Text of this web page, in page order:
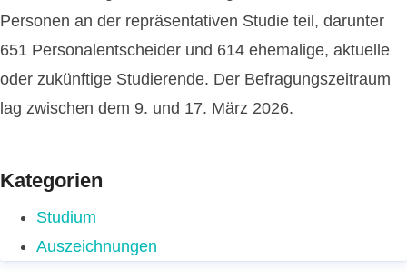
Personen an der repräsentativen Studie teil, darunter
651 Personalentscheider und 614 ehemalige, aktuelle
oder zukünftige Studierende. Der Befragungszeitraum
lag zwischen dem 9. und 17. März 2026.
Kategorien
Studium
Auszeichnungen